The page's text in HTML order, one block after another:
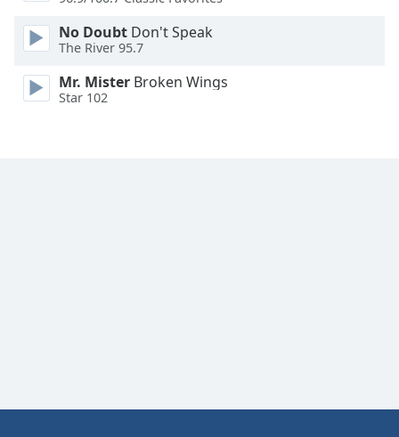
Dialog
End
dialog
window.
No Doubt Don't Speak
The River 95.7
Mr. Mister Broken Wings
Star 102